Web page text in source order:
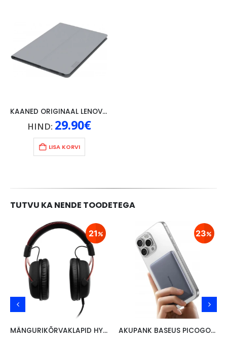
KAANED ORIGINAAL LENOVO TAB 4 10″, HALL
HIND: 29.90€
LISA KORVI
TUTVU KA NENDE TOODETEGA
21
MÄNGURIKÕRVAKLAPID HYPERX CLOUD II, PUNANE
23
AKUPANK BASEUS PICOGO AM41 5000mAh, 20W, KAABEL USB-C 60W/30CM, HALL